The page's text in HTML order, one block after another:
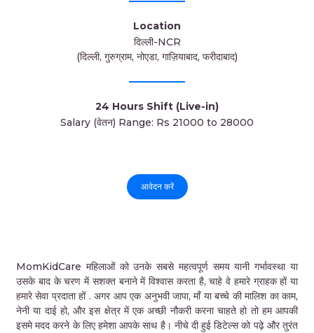
Location
दिल्ली-NCR
(दिल्ली, गुरुग्राम, नोएडा, गाज़ियाबाद, फरीदाबाद)
24 Hours Shift (Live-in)
Salary (वेतन) Range: Rs 21000 to 28000
आवेदन करें
MomKidCare महिलाओं को उनके सबसे महत्वपूर्ण समय यानी गर्भावस्था या
उसके बाद के चरण में सशक्त बनाने में विश्वास करता है, चाहे वे हमारे ग्राहक हों या
हमारे सेवा प्रदाता हों . अगर आप एक अनुभवी जापा, माँ या बच्चे की मालिश का काम,
नेनी या दाई हो, और इस क्षेत्र में एक अच्छी नौकरी करना चाहते हो तो हम आपकी
इसमे मदद करने के लिए हमेशा आपके साथ है। नीचे दी हुई डिटेल्स को पढ़े और तुरंत